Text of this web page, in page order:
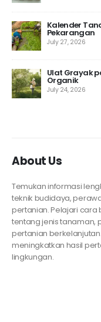
Kalender
Pekarangan
July 27, 2026
Ulat Grayak
Organik
July 24, 2026
About Us
Temukan informasi
teknik budidaya,
pertanian. Pelajari cara
tentang jenis tanaman,
pertanian
meningkatkan hasil
lingkungan.